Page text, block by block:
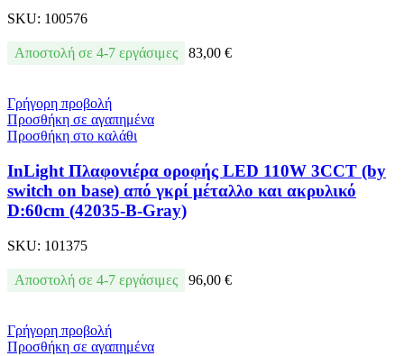
SKU: 100576
Αποστολή σε 4-7 εργάσιμες 83,00 €
Γρήγορη προβολή
Προσθήκη σε αγαπημένα
Προσθήκη στο καλάθι
InLight Πλαφονιέρα οροφής LED 110W 3CCT (by
switch on base) από γκρί μέταλλο και ακρυλικό
D:60cm (42035-B-Gray)
SKU: 101375
Αποστολή σε 4-7 εργάσιμες 96,00 €
Γρήγορη προβολή
Προσθήκη σε αγαπημένα